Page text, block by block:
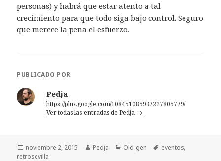
personas) y habrá que estar atento a tal
crecimiento para que todo siga bajo control. Seguro
que merece la pena el esfuerzo.
PUBLICADO POR
Pedja
https://plus.google.com/108451085987227805779/
Ver todas las entradas de Pedja
Publicado
el
noviembre 2, 2015 Autor
Pedja Categorías
Old-gen Etiquetas
eventos,
retrosevilla